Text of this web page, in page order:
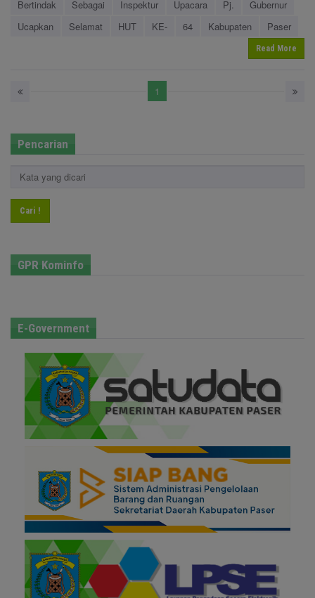
Bertindak Sebagai Inspektur Upacara Pj.
Gubernur
Ucapkan
Selamat HUT KE- 64 Kabupaten Paser
Read More
1
Pencarian
Cari !
GPR Kominfo
E-Government